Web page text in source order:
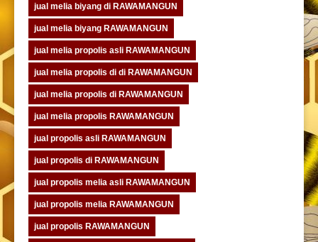
jual melia biyang di RAWAMANGUN
jual melia biyang RAWAMANGUN
jual melia propolis asli RAWAMANGUN
jual melia propolis di di RAWAMANGUN
jual melia propolis di RAWAMANGUN
jual melia propolis RAWAMANGUN
jual propolis asli RAWAMANGUN
jual propolis di RAWAMANGUN
jual propolis melia asli RAWAMANGUN
jual propolis melia RAWAMANGUN
jual propolis RAWAMANGUN